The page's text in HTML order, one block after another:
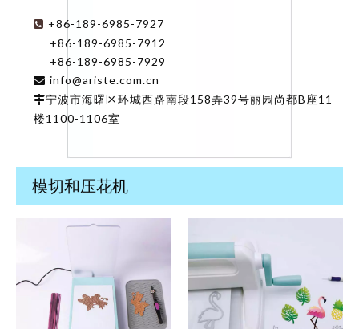
 +86-189-6985-7927
+86-189-6985-7912
+86-189-6985-7929
 info@ariste.com.cn
宁波市海曙区环城西路南段158弄39号丽园尚都B座11
楼1100-1106室
模切和压花机